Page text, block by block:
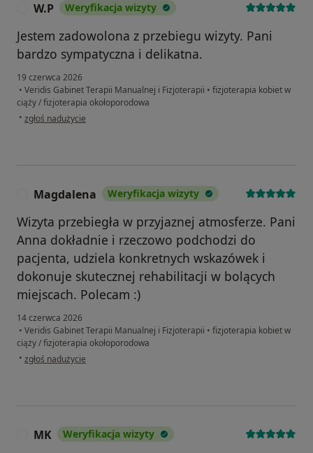
W.P Weryfikacja wizyty
Jestem zadowolona z przebiegu wizyty. Pani
bardzo sympatyczna i delikatna.
19 czerwca 2026
• Veridis Gabinet Terapii Manualnej i Fizjoterapii • fizjoterapia kobiet w
ciąży / fizjoterapia okołoporodowa
• w opinii użytkownika W.P
zgłoś nadużycie
Magdalena Weryfikacja wizyty
Wizyta przebiegła w przyjaznej atmosferze. Pani
Anna dokładnie i rzeczowo podchodzi do
pacjenta, udziela konkretnych wskazówek i
dokonuje skutecznej rehabilitacji w bolących
miejscach. Polecam :)
14 czerwca 2026
• Veridis Gabinet Terapii Manualnej i Fizjoterapii • fizjoterapia kobiet w
ciąży / fizjoterapia okołoporodowa
• w opinii użytkownika Magdalena
zgłoś nadużycie
MK Weryfikacja wizyty